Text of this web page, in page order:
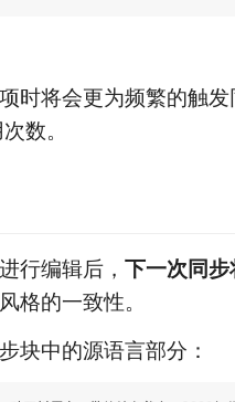
时将会更为频繁的触
数。
行编辑后， 下一次同
格的一致性。
块中的源语言部分：